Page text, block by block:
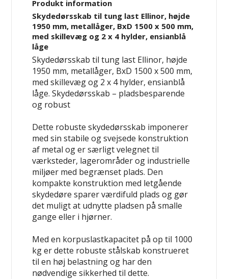
Produkt information
Skydedørsskab til tung last Ellinor, højde
1950 mm, metallåger, BxD 1500 x 500 mm,
med skillevæg og 2 x 4 hylder, ensianblå
låge
Skydedørsskab til tung last Ellinor, højde
1950 mm, metallåger, BxD 1500 x 500 mm,
med skillevæg og 2 x 4 hylder, ensianblå
låge.Skydedørsskab – pladsbesparende
og robust
Dette robuste skydedørsskab imponerer
med sin stabile og svejsede konstruktion
af metal og er særligt velegnet til
værksteder, lagerområder og industrielle
miljøer med begrænset plads. Den
kompakte konstruktion med letgående
skydedøre sparer værdifuld plads og gør
det muligt at udnytte pladsen på smalle
gange eller i hjørner.
Med en korpuslastkapacitet på op til 1000
kg er dette robuste stålskab konstrueret
til en høj belastning og har den
nødvendige sikkerhed til dette.